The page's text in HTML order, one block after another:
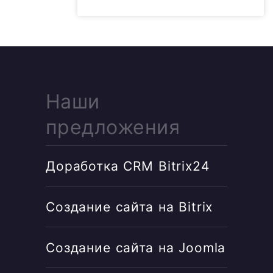
Наши
предложения
Доработка CRM Bitrix24
Создание сайта на Bitrix
Создание сайта на Joomla